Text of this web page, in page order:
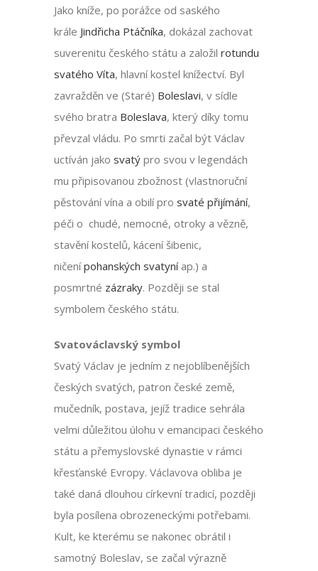
Jako kníže, po porážce od saského
krále Jindřicha Ptáčníka, dokázal zachovat
suverenitu českého státu a založilrotundu
svatého Víta, hlavní kostel knížectví. Byl
zavražděn ve (Staré) Boleslavi, v sídle
svého bratra Boleslava, který díky tomu
převzal vládu. Po smrti začal být Václav
uctíván jakosvatý pro svou v legendách
mu připisovanou zbožnost (vlastnoruční
pěstování vína a obilí prosvaté přijímání,
péči o chudé, nemocné, otroky a vězně,
stavění kostelů, kácení šibenic,
ničenípohanských svatyníap.) a
posmrtné zázraky. Později se stal
symbolem českého státu.
Svatováclavský symbol
Svatý Václav je jedním z nejoblíbenějších
českých svatých, patron české země,
mučedník, postava, jejíž tradice sehrála
velmi důležitou úlohu v emancipaci českého
státu a přemyslovské dynastie v rámci
křesťanské Evropy. Václavova obliba je
také daná dlouhou církevní tradicí, později
byla posílena obrozeneckými potřebami.
Kult, ke kterému se nakonec obrátil i
samotný Boleslav, se začal výrazně